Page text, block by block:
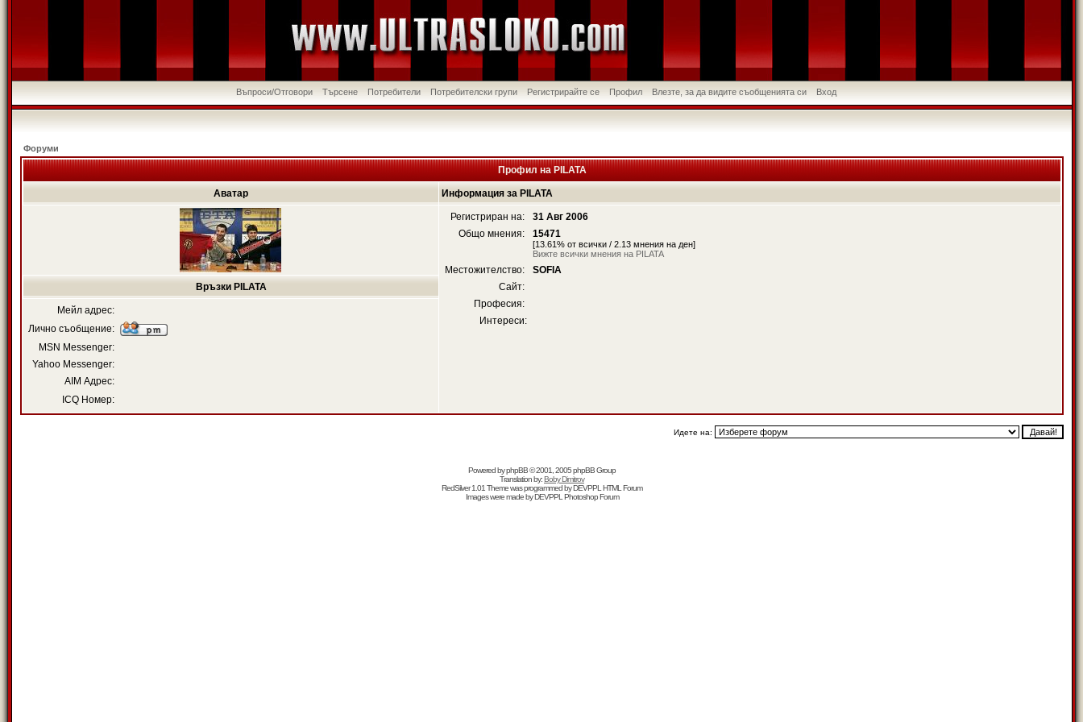
Въпроси/Отговори Търсене Потребители Потребителски групи Регистрирайте се Профил Влезте, за да видите съобщенията си Вход
Форуми
Профил на PILATA
Аватар Информация за PILATA
Регистриран на:
31 Авг 2006
Общо мнения:
15471
[13.61% от всички / 2.13 мнения на ден]
Вижте всички мнения на PILATA
Местожителство:
SOFIA
Сайт:
Професия:
Интереси:
Връзки PILATA
Мейл адрес:
Лично съобщение:
MSN Messenger:
Yahoo Messenger:
AIM Адрес:
ICQ Номер:
Идете на:
Powered byphpBB© 2001, 2005 phpBB Group
Translation by:Boby Dimitrov
RedSilver 1.01 Theme was programmed byDEVPPL HTML Forum
Images were made byDEVPPL Photoshop Forum